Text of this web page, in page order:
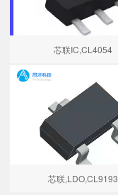
芯联IC,CL4054
芯联,LDO,CL9193